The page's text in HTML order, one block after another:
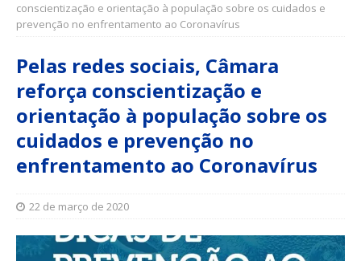
conscientização e orientação à população sobre os cuidados e
prevenção no enfrentamento ao Coronavírus
Pelas redes sociais, Câmara
reforça conscientização e
orientação à população sobre os
cuidados e prevenção no
enfrentamento ao Coronavírus
22 de março de 2020